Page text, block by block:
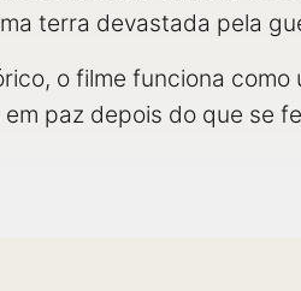
terra devastada pela
o filme funciona
paz depois do que se